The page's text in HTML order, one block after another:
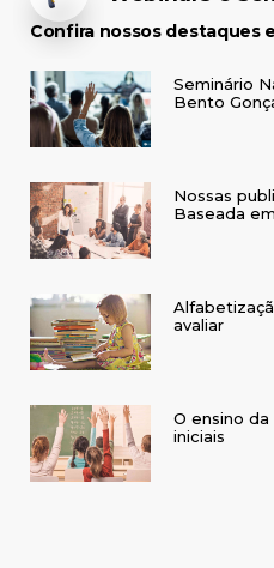
Confira nossos destaques
Seminário
Bento
Nossas
Baseada
avaliar
O ensino
iniciais